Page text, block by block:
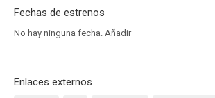
Fechas de estrenos
No hay ninguna fecha. Añadir
Enlaces externos